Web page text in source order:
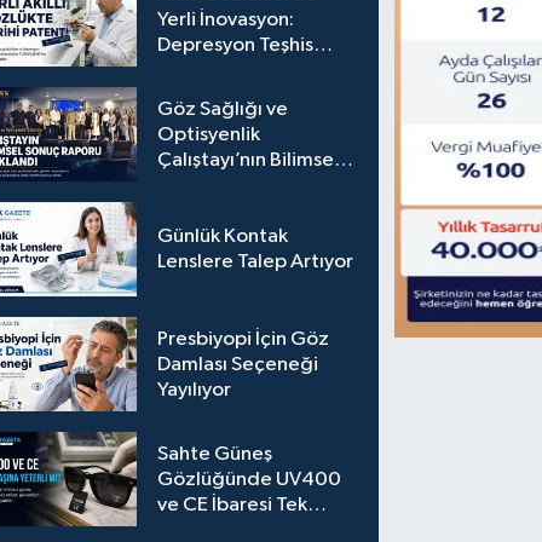
Yerli İnovasyon:
Depresyon Teşhis
Göz Sağlığı ve
Optisyenlik
Çalıştayı’nın Bilimsel
Günlük Kontak
Lenslere Talep Artıyor
Presbiyopi İçin Göz
Damlası Seçeneği
Yayılıyor
Sahte Güneş
Gözlüğünde UV400
ve CE İbaresi Tek